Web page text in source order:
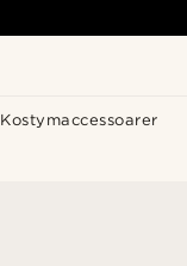
Kostymaccessoarer